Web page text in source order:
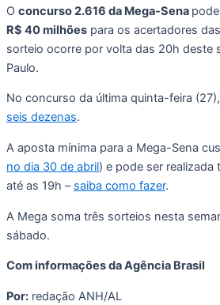
O concurso 2.616 da Mega-Sena
R$ 40 milhões para os acertadores
sorteio ocorre por volta das 20h deste
Paulo.
No concurso da última quinta-feira (27),
seis dezenas.
A aposta mínima para a Mega-Sena
no dia 30 de abril) e pode ser realizada
até as 19h – saiba como fazer.
A Mega soma três sorteios nesta
sábado.
Com informações da Agência Brasil
Por: redação ANH/AL